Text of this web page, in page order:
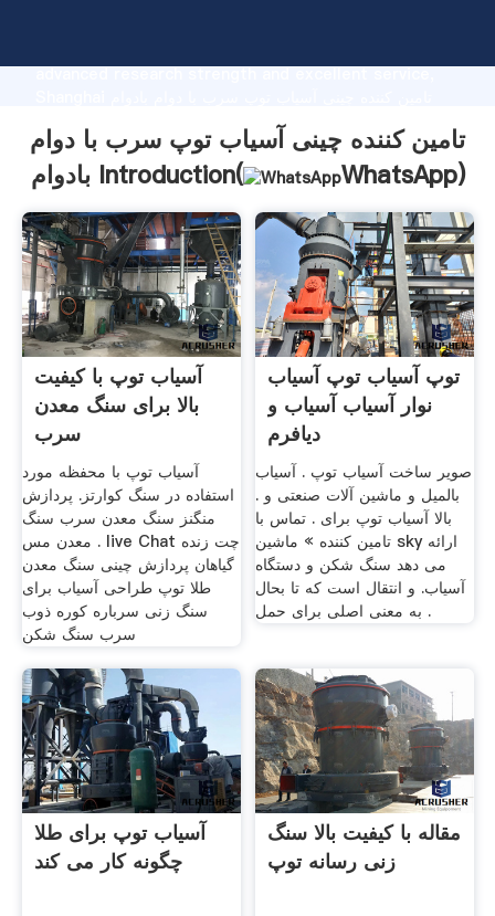
advanced research strength and excellent service,
supplier create the value and bring values to all of
customers.
تامین کننده چینی آسیاب توپ سرب با دوام
بادوام Introduction(
WhatsApp)
آسیاب توپ با کیفیت
بالا برای سنگ معدن
سرب
آسیاب توپ با محفظه مورد
استفاده در سنگ کوارتز. پردازش
منگنز سنگ معدن سرب سنگ
معدن مس . live Chat چت زنده
گیاهان پردازش چینی سنگ معدن
طلا توپ طراحی آسیاب برای
سنگ زنی سرباره کوره ذوب
سرب سنگ شکن
توپ آسیاب توپ آسیاب
نوار آسیاب آسیاب و
دیافرم
صویر ساخت آسیاب توپ . آسیاب
بالمیل و ماشین آلات صنعتی و .
بالا آسیاب توپ برای . تماس با
تامین کننده » ماشین sky ارائه
می دهد سنگ شکن و دستگاه
آسیاب. و انتقال است که تا بحال
به معنی اصلی برای حمل .
آسیاب توپ برای طلا
چگونه کار می کند
مقاله با کیفیت بالا سنگ
زنی رسانه توپ